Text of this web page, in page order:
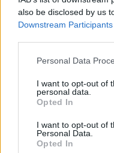
also be disclosed by us
Downstream Participants
Please note that this
not limited to your visit
grant or deny consent
use your data for below
consent section.
Personal Data
I want to opt-out of
personal data.
Opted In
I want to opt-out of
Personal Data.
Opted In